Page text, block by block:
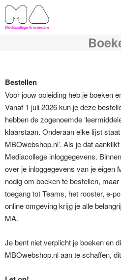
Bestellen
Voor jouw opleiding heb je boeken
Vanaf 1 juli 2026 kun je deze
hebben de zogenoemde
klaarstaan. Onderaan elke lijst
MBOwebshop.nl’. Als je dat
Mediacollege inloggegevens.
over je inloggegevens van je eigen
nodig om boeken te bestellen,
toegang tot Teams, het rooster, e-
online omgeving krijg je alle
MA.
Je bent niet verplicht je boeken en
MBOwebshop.nl aan te schaffen,